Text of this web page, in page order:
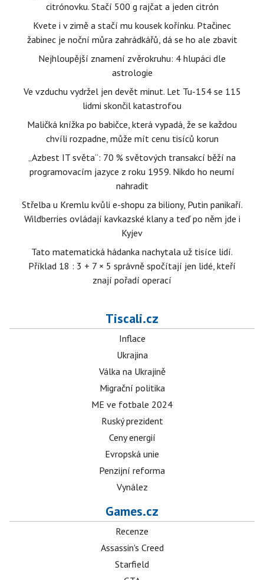
citrónovku. Stačí 500 g rajčat a jeden citrón
Kvete i v zimě a stačí mu kousek kořínku. Ptačinec
žabinec je noční můra zahrádkářů, dá se ho ale zbavit
Nejhloupější znamení zvěrokruhu: 4 hlupáci dle
astrologie
Ve vzduchu vydržel jen devět minut. Let Tu-154 se 115
lidmi skončil katastrofou
Maličká knížka po babičce, která vypadá, že se každou
chvíli rozpadne, může mít cenu tisíců korun
„Azbest IT světa“: 70 % světových transakcí běží na
programovacím jazyce z roku 1959. Nikdo ho neumí
nahradit
Střelba u Kremlu kvůli e-shopu za biliony, Putin panikaří.
Wildberries ovládají kavkazské klany a teď po něm jde i
Kyjev
Tato matematická hádanka nachytala už tisíce lidí.
Příklad 18 : 3 + 7 × 5 správně spočítají jen lidé, kteří
znají pořadí operací
Tiscali.cz
Inflace
Ukrajina
Válka na Ukrajině
Migrační politika
ME ve fotbale 2024
Ruský prezident
Ceny energií
Evropská unie
Penzijní reforma
Vynález
Games.cz
Recenze
Assassin's Creed
Starfield